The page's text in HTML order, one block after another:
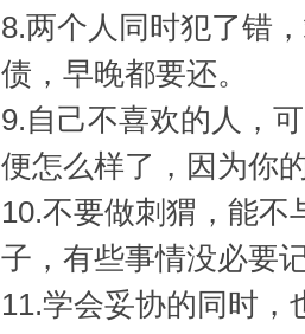
8.两个人同时犯了错
债，早晚都要还。
9.自己不喜欢的人，
便怎么样了，因为你
10.不要做刺猬，能
子，有些事情没必要
11.学会妥协的同时，